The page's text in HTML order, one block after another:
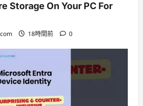
Storage On Your PC For
18時間前 0